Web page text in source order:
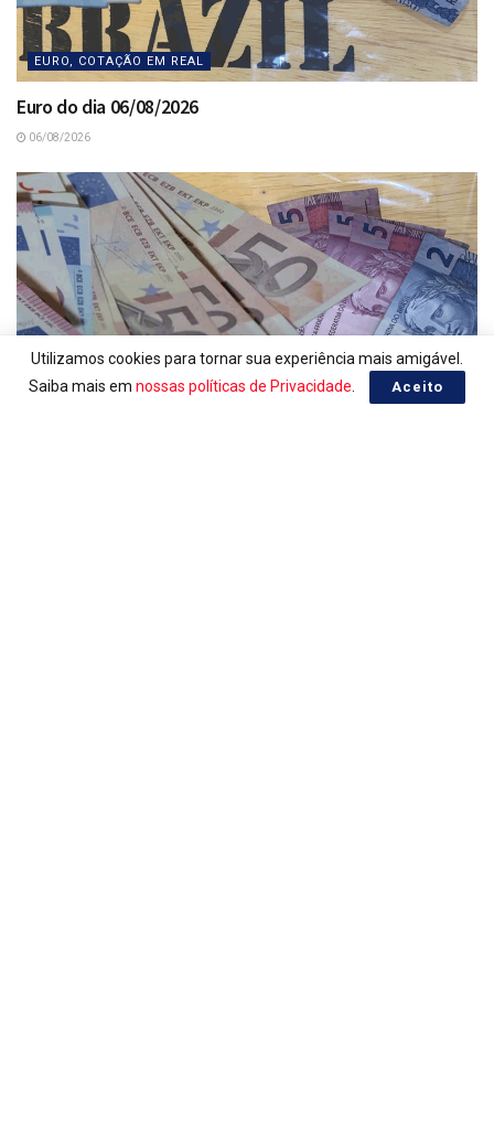
EURO, COTAÇÃO EM REAL
Euro do dia 06/08/2026
06/08/2026
Utilizamos cookies para tornar sua experiência mais amigável.
Saiba mais em nossas políticas de Privacidade Aceito